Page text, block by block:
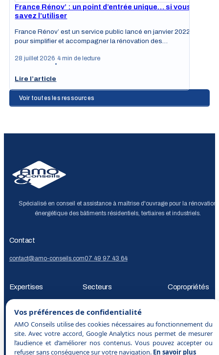
France Rénov’ : un point d’entrée unique… si vous
savez l’utiliser
France Rénov’ est un service public lancé en janvier 2022
pour simplifier et accompagner la rénovation des…
28 juillet 2026
•
4 min de lecture
Lire l’article
Voir toutes les ressources
Vos préférences de confidentialité
AMO Conseils utilise des cookies nécessaires au fonctionnement du
site. Avec votre accord, Google Analytics nous permet de mesurer
l’audience et d’améliorer nos contenus. Vous pouvez accepter ou
refuser sans conséquence sur votre navigation. En savoir plus
Spécialisé en conseil et assistance à maîtrise d'ouvrage pour la rénovation
énergétique des bâtiments résidentiels, tertiaires et industriels.
Contact
contact@amo-conseils.com07 49 97 43 64
Expertises
tertiaire Décret
BACSBilan
carboneFinancement
rénovation
Secteurs
sociauxCollectivitésFoncières
et investisseursImmobilier
commercialTertiaire et
industrie
Copropriétés
énergétique
copropriétéDTG
Qui sommes